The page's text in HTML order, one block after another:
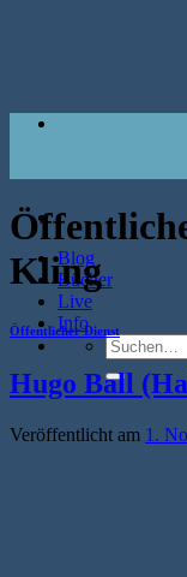
Blog
Bücher
Live
Info
Suche
nach:
Kling
Öffentlicher Dienst
Hugo Ball
Veröffentlicht am 1.